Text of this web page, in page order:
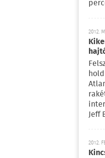
2012.
Jeff
2012.